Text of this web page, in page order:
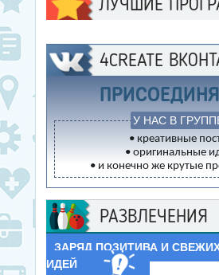
ЛУЧШИЕ
4CREATE
У НАС В
• креативные
• оригинальные
• и конечно же крутые
РАЗВЛЕЧЕНИЯ
ЗАРЯД ПОЗИТИВА И
ИДЕЙ